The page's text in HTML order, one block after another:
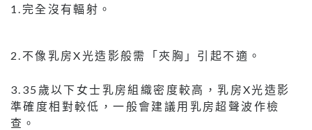
1.完全沒有輻射。
2.不像乳房X光造影般需「夾胸」引起不適。
3.35歲以下女士乳房組織密度較高，乳房X光造影
準確度相對較低，一般會建議用乳房超聲波作檢
查。